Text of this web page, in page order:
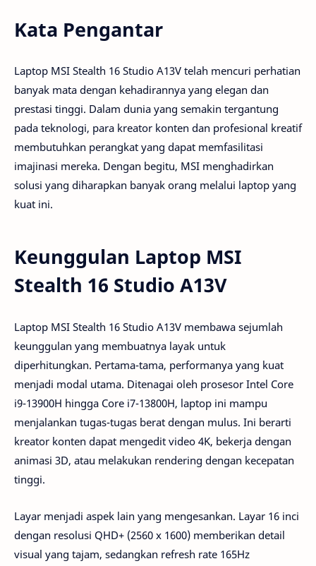
Kata Pengantar
Laptop MSI Stealth 16 Studio A13V telah mencuri perhatian
banyak mata dengan kehadirannya yang elegan dan
prestasi tinggi. Dalam dunia yang semakin tergantung
pada teknologi, para kreator konten dan profesional kreatif
membutuhkan perangkat yang dapat memfasilitasi
imajinasi mereka. Dengan begitu, MSI menghadirkan
solusi yang diharapkan banyak orang melalui laptop yang
kuat ini.
Keunggulan Laptop MSI
Stealth 16 Studio A13V
Laptop MSI Stealth 16 Studio A13V membawa sejumlah
keunggulan yang membuatnya layak untuk
diperhitungkan. Pertama-tama, performanya yang kuat
menjadi modal utama. Ditenagai oleh prosesor Intel Core
i9-13900H hingga Core i7-13800H, laptop ini mampu
menjalankan tugas-tugas berat dengan mulus. Ini berarti
kreator konten dapat mengedit video 4K, bekerja dengan
animasi 3D, atau melakukan rendering dengan kecepatan
tinggi.
Layar menjadi aspek lain yang mengesankan. Layar 16 inci
dengan resolusi QHD+ (2560 x 1600) memberikan detail
visual yang tajam, sedangkan refresh rate 165Hz